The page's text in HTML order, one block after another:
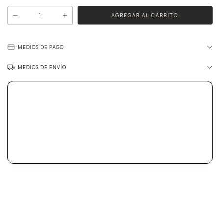
MEDIOS DE PAGO
MEDIOS DE ENVÍO